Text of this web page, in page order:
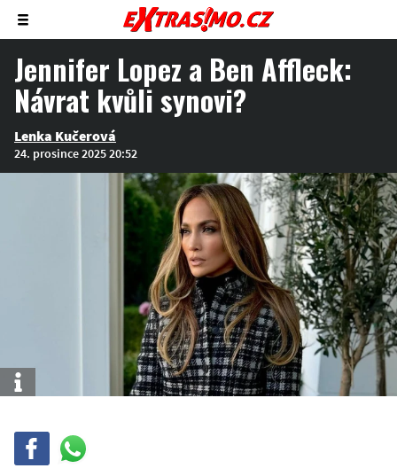
Zobrazit/skrýt
menu
Jennifer Lopez a Ben Affleck:
Návrat kvůli synovi?
Lenka Kučerová
24. prosince 2025 20:52
Info
Sdílej